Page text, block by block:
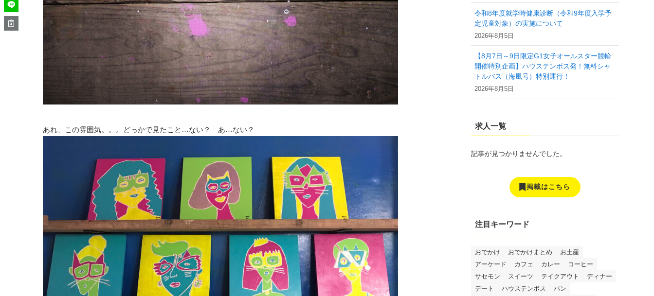
あれ、この雰囲気。。。どっかで見たこと…ない？ あ…ない？
令和8年度就学時健康診断（令和9年度入学予
定児童対象）の実施について
2026年8月5日
【8月7日～9日限定G1女子オールスター競輪
開催特別企画】ハウステンボス発！無料シャ
トルバス（海風号）特別運行！
2026年8月5日
求人一覧
記事が見つかりませんでした。
掲載はこちら
注目キーワード
おでかけ おでかけまとめ
お土産
アーケード
カフェ カレー
コーヒー
サセモン
スイーツ テイクアウト
ディナー
デート
ハウステンボス
パン